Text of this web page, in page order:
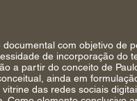
com objetivo de
de incorporação do
a partir do conceito de
ainda em
das redes sociais